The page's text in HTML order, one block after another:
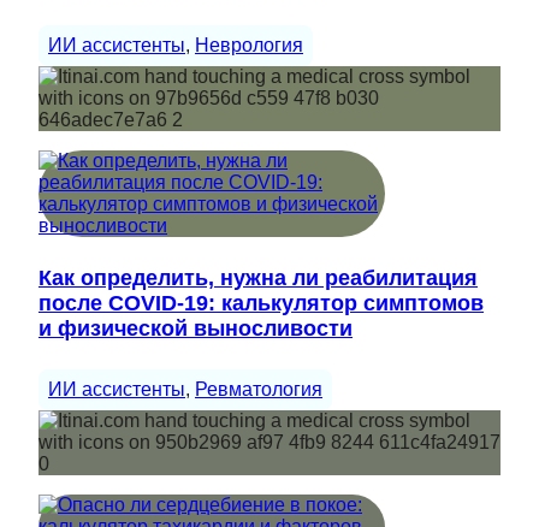
ИИ ассистенты, Неврология
Как определить, нужна ли реабилитация
после COVID-19: калькулятор симптомов
и физической выносливости
ИИ ассистенты, Ревматология